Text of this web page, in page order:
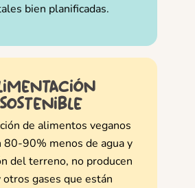
bien planificadas.
sostenible
de alimentos veganos
80-90% menos de agua y
del terreno, no producen
otros gases que están